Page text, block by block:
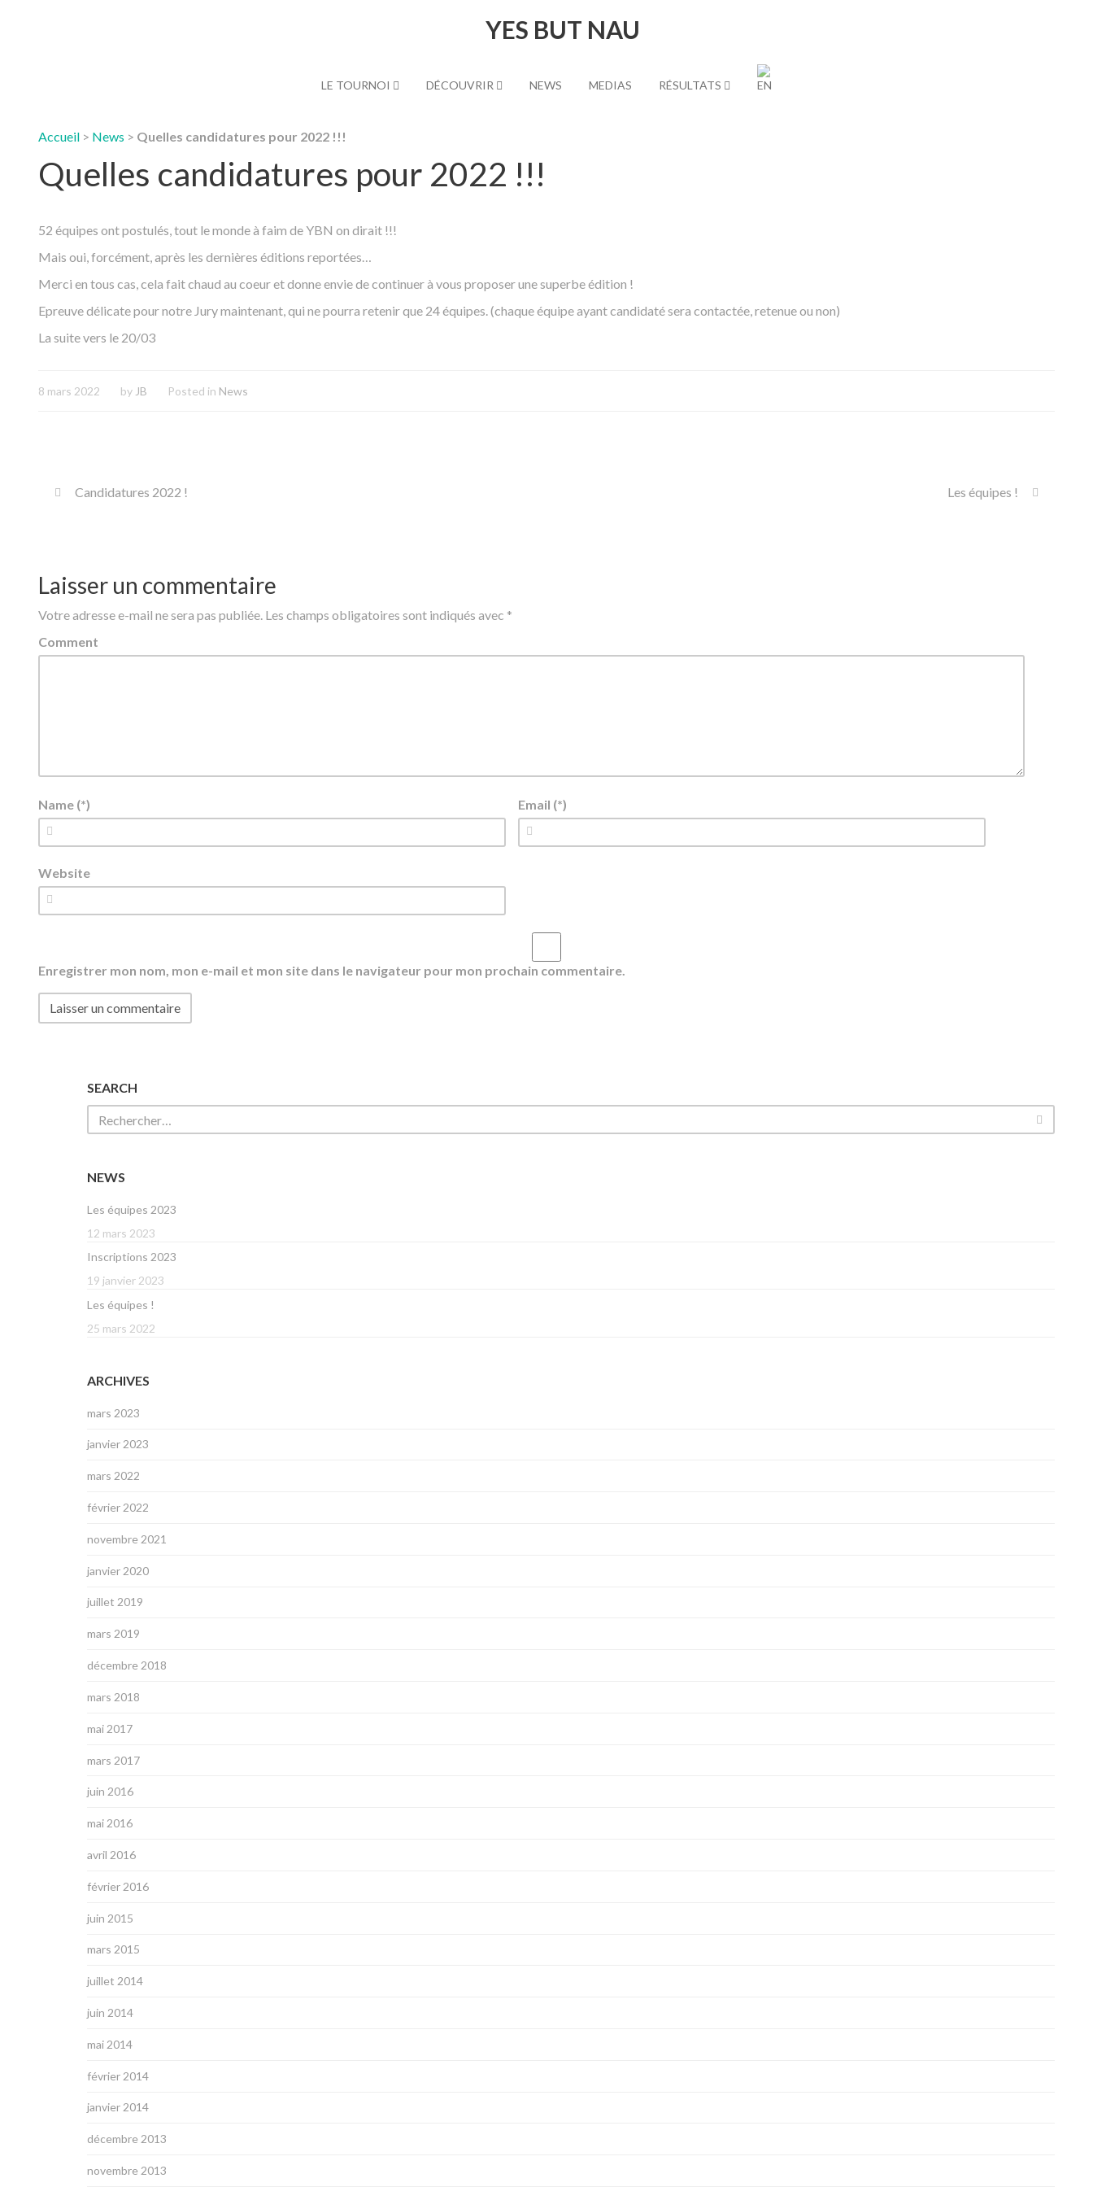
YES BUT NAU
LE TOURNOI DÉCOUVRIR NEWS MEDIAS RÉSULTATS
Accueil> News > Quelles candidatures pour 2022 !!!
Quelles candidatures pour 2022 !!!
52 équipes ont postulés, tout le monde à faim de YBN on dirait !!!
Mais oui, forcément, après les dernières éditions reportées…
Merci en tous cas, cela fait chaud au coeur et donne envie de continuer à vous proposer une superbe édition !
Epreuve délicate pour notre Jury maintenant, qui ne pourra retenir que 24 équipes. (chaque équipe ayant candidaté sera contactée, retenue ou non)
La suite vers le 20/03
8 mars 2022 by JB Posted in News
Candidatures 2022 ! Les équipes !
Laisser un commentaire
Votre adresse e-mail ne sera pas publiée. Les champs obligatoires sont indiqués avec *
Comment
Name (*) Email (*)
Website
Enregistrer mon nom, mon e-mail et mon site dans le navigateur pour mon prochain commentaire.
SEARCH
NEWS
Les équipes 2023
12 mars 2023
Inscriptions 2023
19 janvier 2023
Les équipes !
25 mars 2022
ARCHIVES
mars 2023
janvier 2023
mars 2022
février 2022
novembre 2021
janvier 2020
juillet 2019
mars 2019
décembre 2018
mars 2018
mai 2017
mars 2017
juin 2016
mai 2016
avril 2016
février 2016
juin 2015
mars 2015
juillet 2014
juin 2014
mai 2014
février 2014
janvier 2014
décembre 2013
novembre 2013